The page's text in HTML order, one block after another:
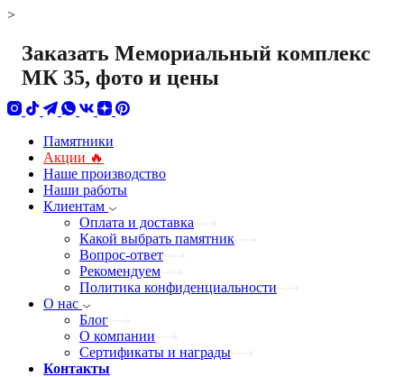
>
Заказать Мемориальный комплекс
МК 35, фото и цены
Памятники
Акции 🔥
Наше производство
Наши работы
Клиентам
Оплата и доставка
Какой выбрать памятник
Вопрос-ответ
Рекомендуем
Политика конфиденциальности
О нас
Блог
О компании
Сертификаты и награды
Контакты